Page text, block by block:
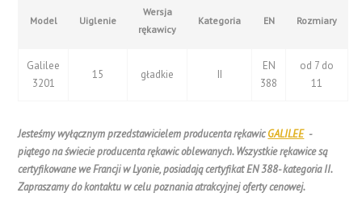
Model Uiglenie
Wersja
rękawicy
Kategoria EN Rozmiary
Galilee
3201
15 gładkie II
EN
388
od 7 do
11
Jesteśmy wyłącznym przedstawicielem producenta rękawicGALILEE -
piątego na świecie producenta rękawic oblewanych. Wszystkie rękawice są
certyfikowane we Francji w Lyonie, posiadają certyfikat EN 388- kategoria II.
Zapraszamy do kontaktu w celu poznania atrakcyjnej oferty cenowej.